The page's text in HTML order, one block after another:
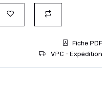
Fiche PDF
VPC - Expédition